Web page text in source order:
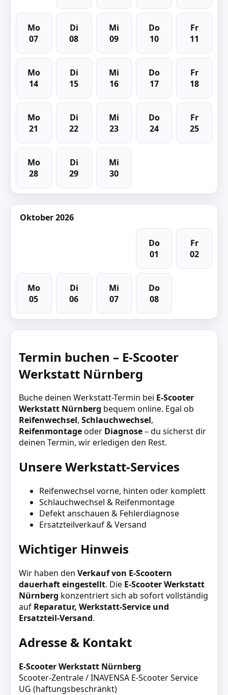
Mo
07
Di
08
Mi
09
Do
10
Fr
11
Mo
14
Di
15
Mi
16
Do
17
Fr
18
Mo
21
Di
22
Mi
23
Do
24
Fr
25
Mo
28
Di
29
Mi
30
Oktober 2026
Do
01
Fr
02
Mo
05
Di
06
Mi
07
Do
08
Termin buchen – E-Scooter
Werkstatt Nürnberg
Buche deinen Werkstatt-Termin bei E-Scooter
Werkstatt Nürnberg bequem online. Egal ob
Reifenwechsel, Schlauchwechsel,
Reifenmontageoder Diagnose– du sicherst dir
deinen Termin, wir erledigen den Rest.
Unsere Werkstatt-Services
Reifenwechsel vorne, hinten oder komplett
Schlauchwechsel & Reifenmontage
Defekt anschauen & Fehlerdiagnose
Ersatzteilverkauf & Versand
Wichtiger Hinweis
Wir haben den Verkauf von E-Scootern
dauerhaft eingestellt. Die E-Scooter Werkstatt
Nürnberg konzentriert sich ab sofort vollständig
auf Reparatur, Werkstatt-Service und
Ersatzteil-Versand.
Adresse & Kontakt
E-Scooter Werkstatt Nürnberg
Scooter-Zentrale / INAVENSA E-Scooter Service
UG (haftungsbeschränkt)